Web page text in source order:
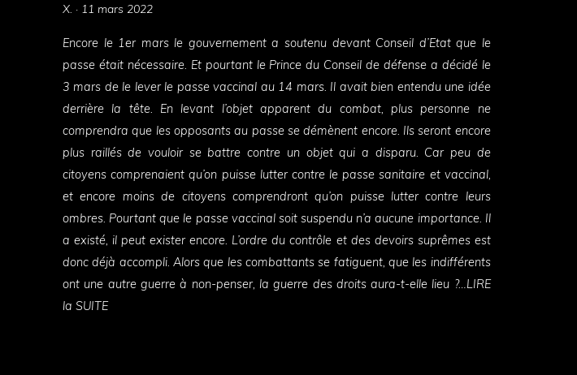
X. · Posted
11 mars 2022
Encore le 1er mars le gouvernement a soutenu devant Conseil d’Etat que le
passe était nécessaire. Et pourtant le Prince du Conseil de défense a décidé le
3 mars de le lever le passe vaccinal au 14 mars. Il avait bien entendu une idée
derrière la tête. En levant l’objet apparent du combat, plus personne ne
comprendra que les opposants au passe se démènent encore. Ils seront encore
plus raillés de vouloir se battre contre un objet qui a disparu. Car peu de
citoyens comprenaient qu’on puisse lutter contre le passe sanitaire et vaccinal,
et encore moins de citoyens comprendront qu’on puisse lutter contre leurs
ombres. Pourtant que le passe vaccinal soit suspendu n’a aucune importance. Il
a existé, il peut exister encore. L’ordre du contrôle et des devoirs suprêmes est
donc déjà accompli. Alors que les combattants se fatiguent, que les indifférents
ont une autre guerre à non-penser, la guerre des droits aura-t-elle lieu ?…LIRE
la SUITE